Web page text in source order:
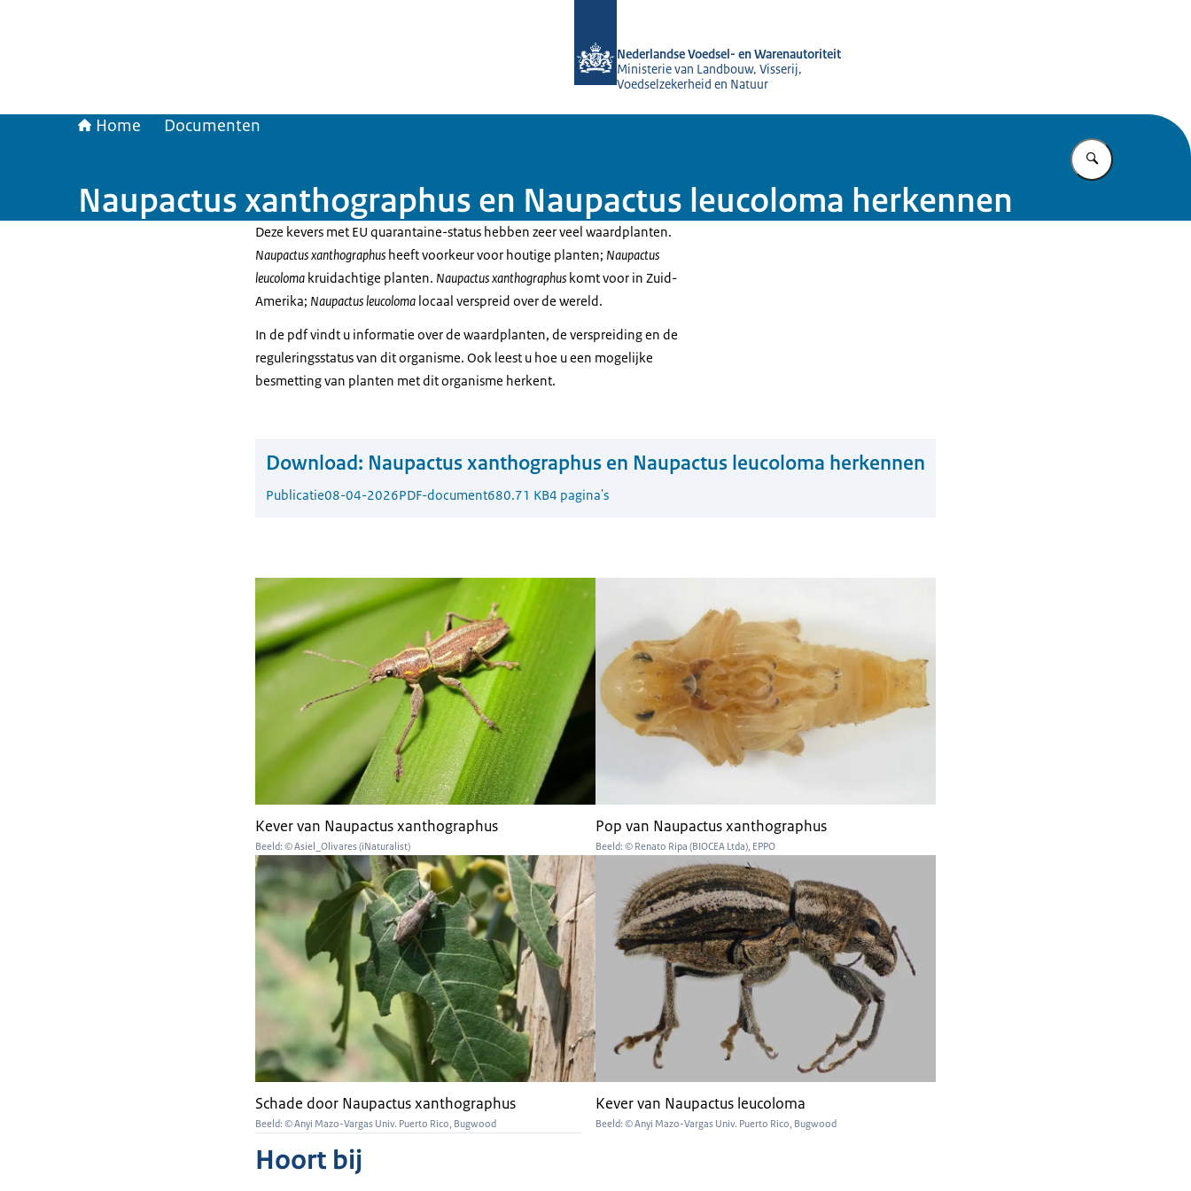
Nederlandse Voedsel- en Warenautoriteit
Ministerie van Landbouw, Visserij,
Voedselzekerheid en Natuur
Home Documenten
Vul in wat u
Naupactus xanthographus en Naupactus leucoloma herkennen
Deze kevers met EU quarantaine-status hebben zeer veel waardplanten.
Naupactus xanthographus heeft voorkeur voor houtige planten; Naupactus
leucoloma kruidachtige planten. Naupactus xanthographus komt voor in Zuid-
Amerika; Naupactus leucoloma locaal verspreid over de wereld.
In de pdf vindt u informatie over de waardplanten, de verspreiding en de
reguleringsstatus van dit organisme. Ook leest u hoe u een mogelijke
besmetting van planten met dit organisme herkent.
Download: Naupactus xanthographus en Naupactus leucoloma herkennen
Publicatie08-04-2026PDF-document680.71 KB4 pagina's
Kever van Naupactus xanthographus
Beeld: © Asiel_Olivares (iNaturalist)
Pop van Naupactus xanthographus
Beeld: © Renato Ripa (BIOCEA Ltda), EPPO
Schade door Naupactus xanthographus
Beeld: © Anyi Mazo-Vargas Univ. Puerto Rico, Bugwood
Kever van Naupactus leucoloma
Beeld: © Anyi Mazo-Vargas Univ. Puerto Rico, Bugwood
Hoort bij